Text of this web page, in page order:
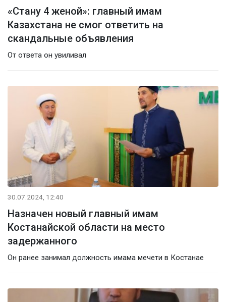
«Стану 4 женой»: главный имам
Казахстана не смог ответить на
скандальные объявления
От ответа он увиливал
30.07.2024, 12:40
Назначен новый главный имам
Костанайской области на место
задержанного
Он ранее занимал должность имама мечети в Костанае